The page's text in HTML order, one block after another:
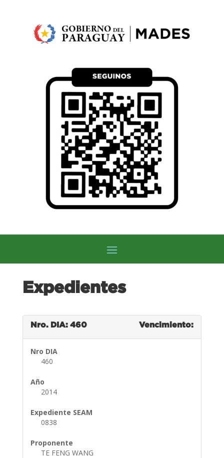
Expedientes
Nro. DIA: 460 Vencimiento:
Nro DIA
460
Año
2014
Expediente SEAM
0838
Proponente
TE FENG WANG